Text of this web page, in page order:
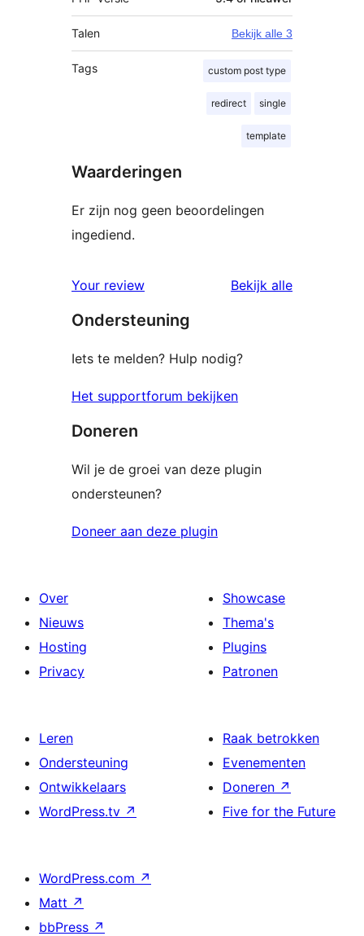
Talen Bekijk alle 3
Tags custom post type
redirect single
template
Waarderingen
Er zijn nog geen beoordelingen
ingediend.
Your review Bekijk alle
Ondersteuning
Iets te melden? Hulp nodig?
Het supportforum bekijken
Doneren
Wil je de groei van deze plugin
ondersteunen?
Doneer aan deze plugin
Over
Nieuws
Hosting
Privacy
Showcase
Thema's
Plugins
Patronen
Leren
Ondersteuning
Ontwikkelaars
WordPress.tv ↗
Raak betrokken
Evenementen
Doneren ↗
Five for the Future
WordPress.com ↗
Matt ↗
bbPress ↗